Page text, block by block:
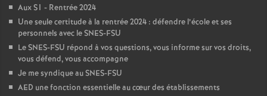
Aux S1 - Rentrée 2024
Une seule certitude à la rentrée 2024 : défendre l’école et ses
personnels avec le SNES-FSU
Le SNES-FSU répond à vos questions, vous informe sur vos droits,
vous défend, vous accompagne
Je me syndique au SNES-FSU
AED une fonction essentielle au cœur des établissements